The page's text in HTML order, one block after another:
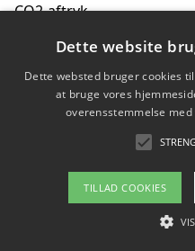
CO2-aftryk
Hvordan nyheder om
hverdag
Om / kontakt
Dette website
Dette websted bruger cookies
at bruge vores
overensstemmelse
TILLAD COOKIES